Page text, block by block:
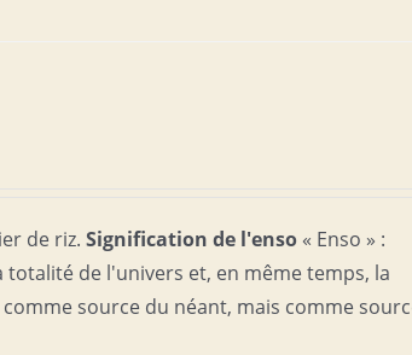
de riz.Signification de l'enso « Enso » :
totalité de l'univers et, en même temps, la
source du néant, mais comme